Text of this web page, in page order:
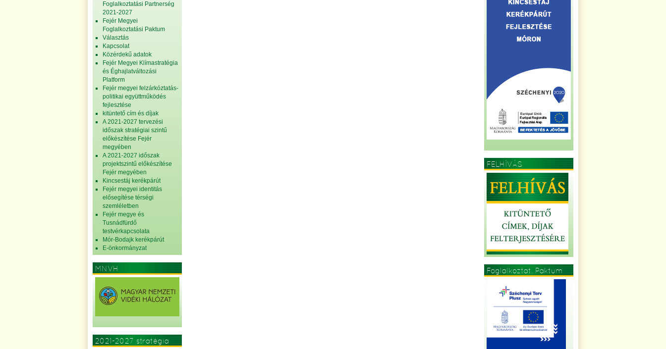
Foglalkoztatási Partnerség
2021-2027
Fejér Megyei
Foglalkoztatási Paktum
Választás
Kapcsolat
Közérdekű adatok
Fejér Megyei Klímastratégia
és Éghajlatváltozási
Platform
Fejér megyei felzárkóztatás-
politikai együttműködés
fejlesztése
kitüntető cím és díjak
A 2021-2027 tervezési
időszak stratégiai szintű
előkészítése Fejér
megyében
A 2021-2027 időszak
projektszintű előkészítése
Fejér megyében
Kincsestáj kerékpárút
Fejér megyei identitás
elősegítése térségi
szemléletben
Fejér megye és
Tusnádfürdő
testvérkapcsolata
Mór-Bodajk kerékpárút
E-önkormányzat
MNVH
2021-2027 stratégia
FELHÍVÁS
Foglalkoztat. Paktum